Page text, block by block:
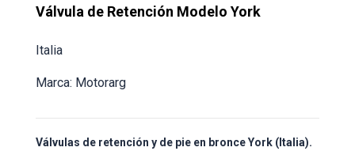
Válvula de Retención Modelo York
Italia
Marca: Motorarg
Válvulas de retención y de pie en bronce York (Italia).